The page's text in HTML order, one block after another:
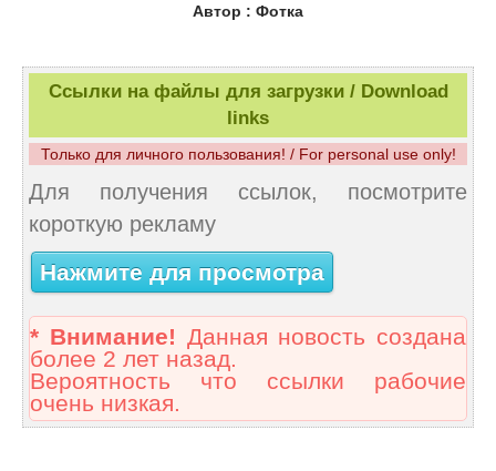
Автор : Фотка
Ссылки на файлы для загрузки / Download
links
Только для личного пользования! / For personal use only!
Для получения ссылок, посмотрите
короткую рекламу
Нажмите для просмотра
* Внимание! Данная новость создана
более 2 лет назад.
Вероятность что ссылки рабочие
очень низкая.